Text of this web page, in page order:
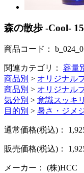
森の散歩 -Cool-
商品コード：
関連カテゴリ： 容量
商品別 > オリジナル
商品別 > オリジナル
気分別 > 意識スッキリ
目的別 > 暑さ・ジメ
通常価格(税込)：
販売価格(税込)：
メーカー： (株)HCC